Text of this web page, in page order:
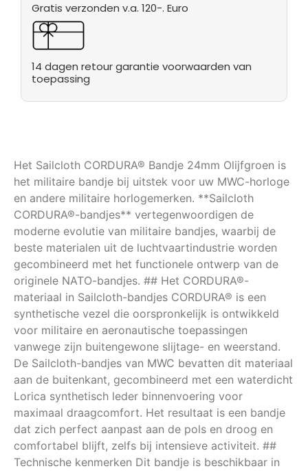
Gratis verzonden v.a. 120-. Euro
14 dagen retour garantie voorwaarden van
toepassing
Het Sailcloth CORDURA® Bandje 24mm Olijfgroen is
het militaire bandje bij uitstek voor uw MWC-horloge
en andere militaire horlogemerken. **Sailcloth
CORDURA®-bandjes** vertegenwoordigen de
moderne evolutie van militaire bandjes, waarbij de
beste materialen uit de luchtvaartindustrie worden
gecombineerd met het functionele ontwerp van de
originele NATO-bandjes. ## Het CORDURA®-
materiaal in Sailcloth-bandjes CORDURA® is een
synthetische vezel die oorspronkelijk is ontwikkeld
voor militaire en aeronautische toepassingen
vanwege zijn buitengewone slijtage- en weerstand.
De Sailcloth-bandjes van MWC bevatten dit materiaal
aan de buitenkant, gecombineerd met een waterdicht
Lorica synthetisch leder binnenvoering voor
maximaal draagcomfort. Het resultaat is een bandje
dat zich perfect aanpast aan de pols en droog en
comfortabel blijft, zelfs bij intensieve activiteit. ##
Technische kenmerken Dit bandje is beschikbaar in